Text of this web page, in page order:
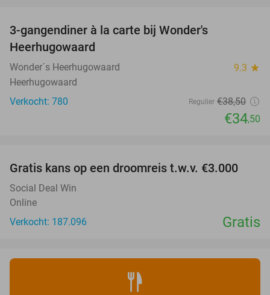
3-gangendiner à la carte bij Wonder's
Heerhugowaard
Wonder´s Heerhugowaard 9.3 star
Heerhugowaard
Verkocht: 780
Regulier €38,50
€34,50
Gratis kans op een droomreis t.w.v. €3.000
Social Deal Win
Online
Verkocht: 187.096
Gratis